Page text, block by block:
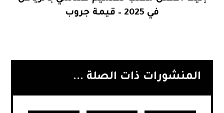
في 2025 – قيمة جروب
المنشورات ذات الصلة ...